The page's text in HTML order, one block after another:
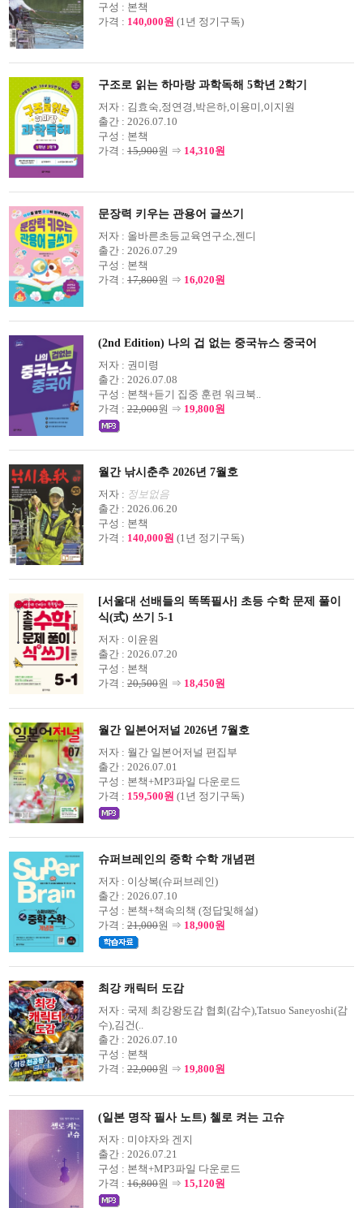
구성 : 본책
가격 : 140,000원 (1년 정기구독)
구조로 읽는 하마랑 과학독해 5학년 2학기
저자 : 김효숙,정연경,박은하,이용미,이지원
출간 : 2026.07.10
구성 : 본책
가격 : 15,900원 ⇒ 14,310원
문장력 키우는 관용어 글쓰기
저자 : 올바른초등교육연구소,젠디
출간 : 2026.07.29
구성 : 본책
가격 : 17,800원 ⇒ 16,020원
(2nd Edition) 나의 겁 없는 중국뉴스 중국어
저자 : 권미령
출간 : 2026.07.08
구성 : 본책+듣기 집중 훈련 워크북..
가격 : 22,000원 ⇒ 19,800원
월간 낚시춘추 2026년 7월호
저자 : 정보없음
출간 : 2026.06.20
구성 : 본책
가격 : 140,000원 (1년 정기구독)
[서울대 선배들의 똑똑필사] 초등 수학 문제 풀이
식(式) 쓰기 5-1
저자 : 이윤원
출간 : 2026.07.20
구성 : 본책
가격 : 20,500원 ⇒ 18,450원
월간 일본어저널 2026년 7월호
저자 : 월간 일본어저널 편집부
출간 : 2026.07.01
구성 : 본책+MP3파일 다운로드
가격 : 159,500원 (1년 정기구독)
슈퍼브레인의 중학 수학 개념편
저자 : 이상복(슈퍼브레인)
출간 : 2026.07.10
구성 : 본책+책속의책 (정답및해설)
가격 : 21,000원 ⇒ 18,900원
최강 캐릭터 도감
저자 : 국제 최강왕도감 협회(감수),Tatsuo Saneyoshi(감
수),김건(..
출간 : 2026.07.10
구성 : 본책
가격 : 22,000원 ⇒ 19,800원
(일본 명작 필사 노트) 첼로 켜는 고슈
저자 : 미야자와 겐지
출간 : 2026.07.21
구성 : 본책+MP3파일 다운로드
가격 : 16,800원 ⇒ 15,120원